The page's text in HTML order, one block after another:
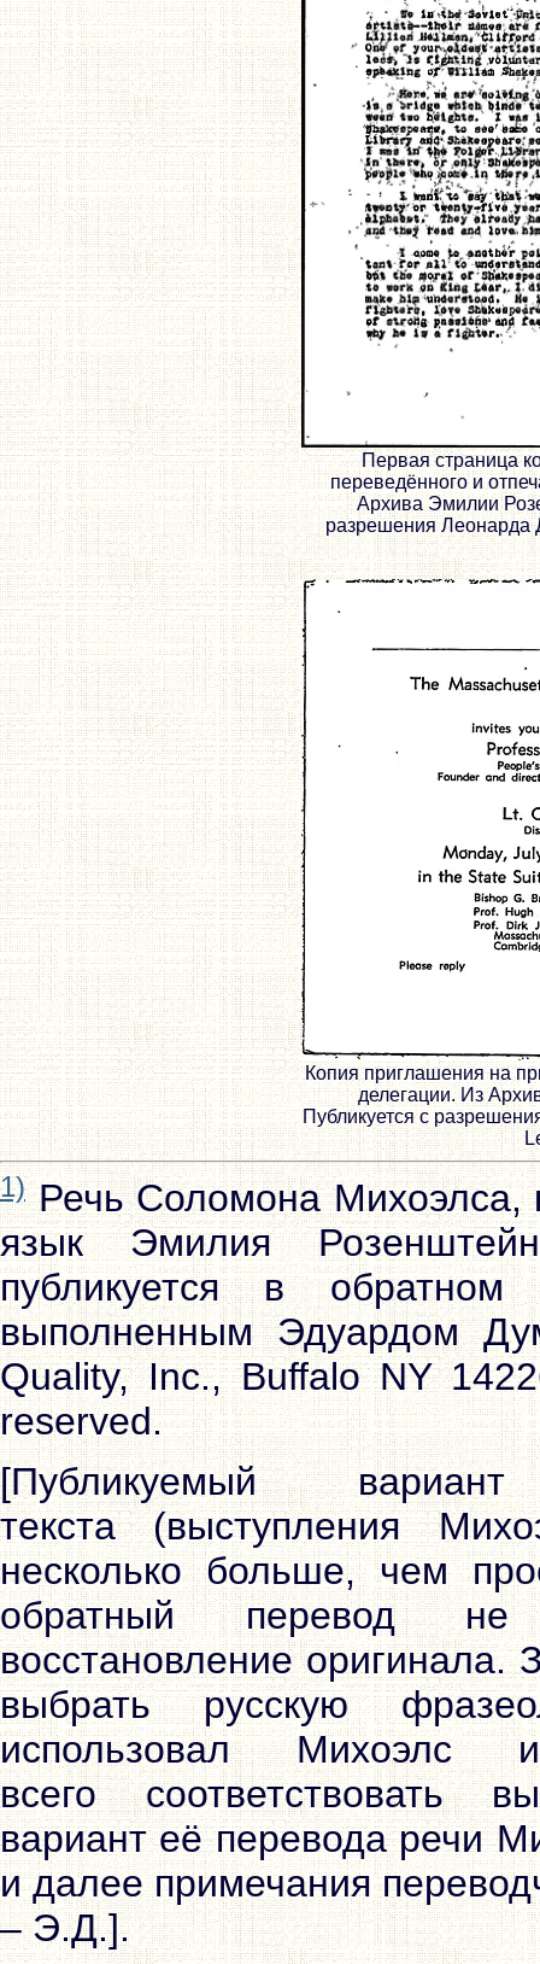
Первая страница
переведённого и
Архива Эмилии
разрешения Леонарда
Копия приглашения на
делегации. Из
Публикуется с
1)Речь Соломона Михоэлса,
язык Эмилия
публикуется в
выполненным Эдуардом
Quality, Inc., Buffalo NY
reserved.
[Публикуемый
текста (выступления
нeсколько больше, чем
обратный перевод не
восстановление
выбрать русскую
использовал
всего соответствовать
вариант её перевода речи
и далее примечания
– Э.Д.].